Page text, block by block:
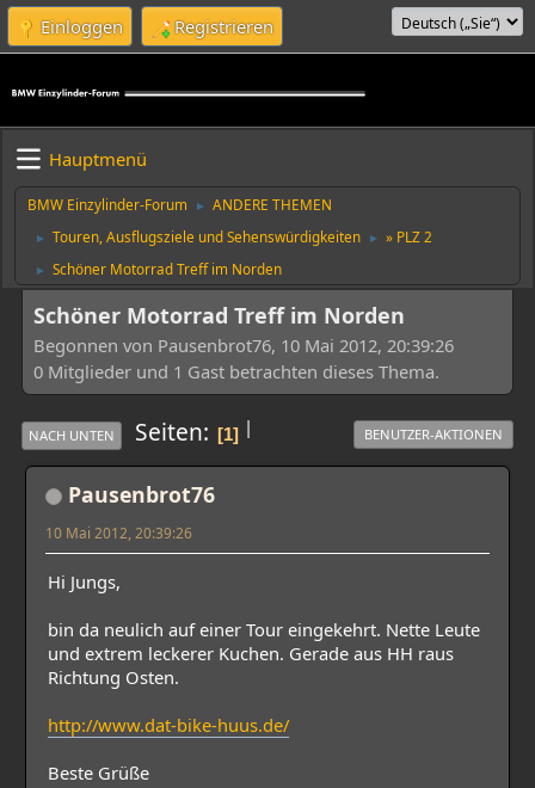
Einloggen Registrieren
Hauptmenü
BMW Einzylinder-Forum ► ANDERE THEMEN
► Touren, Ausflugsziele und Sehenswürdigkeiten ► » PLZ 2
► Schöner Motorrad Treff im Norden
Schöner Motorrad Treff im Norden
Begonnen von Pausenbrot76, 10 Mai 2012, 20:39:26
0 Mitglieder und 1 Gast betrachten dieses Thema.
|
NACH UNTEN Seiten 1 BENUTZER-AKTIONEN
Pausenbrot76
10 Mai 2012, 20:39:26
Hi Jungs,
bin da neulich auf einer Tour eingekehrt. Nette Leute
und extrem leckerer Kuchen. Gerade aus HH raus
Richtung Osten.
http://www.dat-bike-huus.de/
Beste Grüße